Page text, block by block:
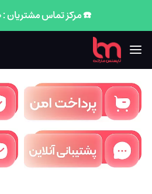
☎️ مرکز تماس مشتریان : 91094400-021